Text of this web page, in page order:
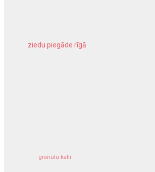
ziedu piegāde rīgā
granulu katli